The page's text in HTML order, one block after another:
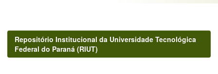
Repositório Institucional da Universidade Tecnológica
Federal do Paraná (RIUT)